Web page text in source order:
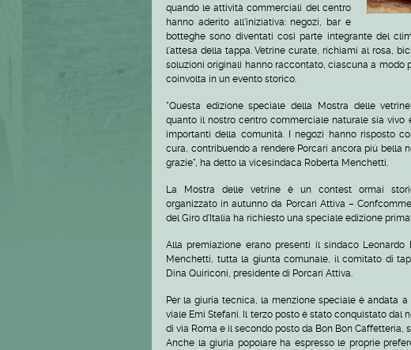
quando le attività commerciali del centro
hanno aderito all'iniziativa: negozi, bar e
botteghe sono diventati così parte integrante del
l'attesa della tappa. Vetrine curate, richiami al rosa,
soluzioni originali hanno raccontato, ciascuna a modo
coinvolta in un evento storico.
"Questa edizione speciale della Mostra delle
quanto il nostro centro commerciale naturale sia vivo
importanti della comunità. I negozi hanno risposto
cura, contribuendo a rendere Porcari ancora più bella
grazie", ha detto la vicesindaca Roberta Menchetti.
La Mostra delle vetrine è un contest ormai
organizzato in autunno da Porcari Attiva –
del Giro d'Italia ha richiesto una speciale edizione
Alla premiazione erano presenti il sindaco Leonardo
Menchetti, tutta la giunta comunale, il comitato di
Dina Quiriconi, presidente di Porcari Attiva.
Per la giuria tecnica, la menzione speciale è andata
viale Emi Stefani. Il terzo posto è stato conquistato dal
di via Roma e il secondo posto da Bon Bon Caffetteria,
Anche la giuria popolare ha espresso le proprie